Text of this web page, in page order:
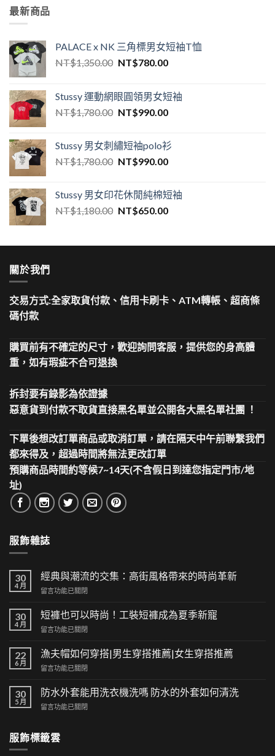
最新商品
PALACE x NK 三角標男女短袖T恤
NT$1,350.00 NT$780.00
Stussy 運動網眼圓領男女短袖
NT$1,780.00 NT$990.00
Stussy 男女刺繡短袖polo衫
NT$1,780.00 NT$990.00
Stussy 男女印花休閒純棉短袖
NT$1,180.00 NT$650.00
關於我們
交易方式:全家取貨付款、信用卡刷卡、ATM轉帳、超商條
碼付款
購買前有不確定的尺寸，歡迎詢問客服，提供您的身高體
重，如有瑕疵不合可退換
拆封要有錄影為依證據
惡意貨到付款不取貨直接黑名單並公開各大黑名單社團 ！
下單後想改訂單商品或取消訂單，請在隔天中午前聯繫我們
都來得及，超過時間將無法更改訂單
預購商品時間約等候7~14天(不含假日到達您指定門市/地
址)
服飾雜誌
30
4 月
經典與潮流的交集：高街風格帶來的時尚革新
在
典
與
潮
的
交
集：
街
風
來
留言功能已關閉
30
4 月
短褲也可以時尚！工裝短褲成為夏季新寵
在
褲
也
可
時
尚！
工
短
褲
留言功能已關閉
22
6 月
漁夫帽如何穿搭|男生穿搭推薦|女生穿搭推薦
在
夫
帽
如
搭|
留言功能已關閉
30
5 月
防水外套能用洗衣機洗嗎 防水的外套如何清洗
在
外
留言功能已關閉
服飾標籤雲